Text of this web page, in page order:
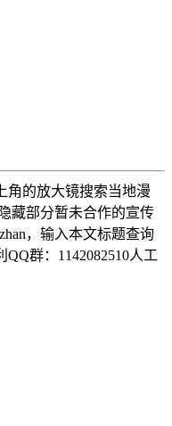
角的放大镜搜索当地漫
藏部分暂未合作的宣传
，输入本文标题查询
群：1142082510人工